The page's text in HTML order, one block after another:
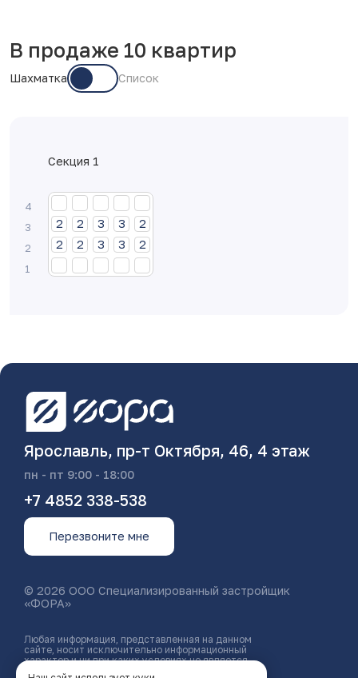
В продаже 10 квартир
Шахматка Список
Секция 1
2 2 3 3
2
2
2 3 3 2
Ярославль, пр-т Октября, 46, 4 этаж
пн - пт 9:00 - 18:00
+7 4852 338-538
Перезвоните мне
© 2026 ООО Специализированный застройщик
«ФОРА»
Любая информация, представленная на данном
сайте, носит исключительно информационный
характер и ни при каких условиях не является
публичной офертой, определяемой положениями